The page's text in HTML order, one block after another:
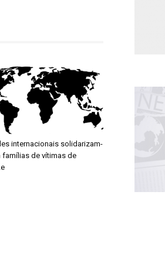
internacionais solidarizam-
famílias de vítimas de